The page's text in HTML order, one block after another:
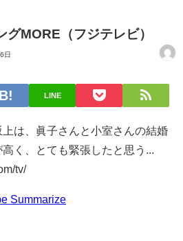
グMORE（フジテレビ）
日
LINE
は、眞子さんと小室さんの結婚
く、とても緊張したと思う...
tv/
Summarize